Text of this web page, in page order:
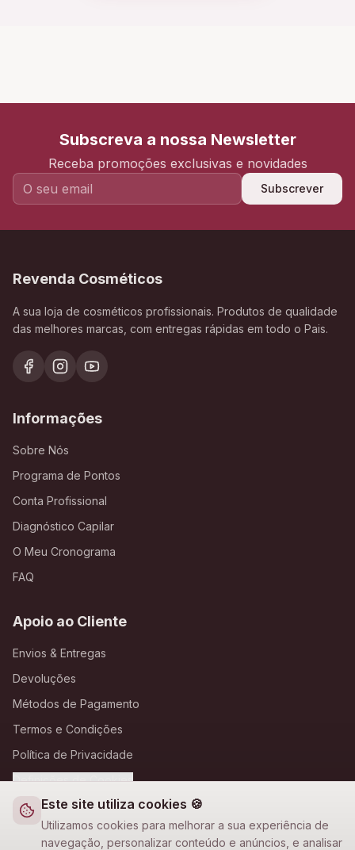
Este site utiliza cookies 🍪
Utilizamos cookies para melhorar a sua experiência de
navegação, personalizar conteúdo e anúncios, e analisar
Subscreva a nossa Newsletter
Receba promoções exclusivas e novidades
Subscrever
Revenda Cosméticos
A sua loja de cosméticos profissionais. Produtos de qualidade
das melhores marcas, com entregas rápidas em todo o Pais.
Informações
Sobre Nós
Programa de Pontos
Conta Profissional
Diagnóstico Capilar
O Meu Cronograma
FAQ
Apoio ao Cliente
Envios & Entregas
Devoluções
Métodos de Pagamento
Termos e Condições
Política de Privacidade
Definições de Cookies
A Loja Nova